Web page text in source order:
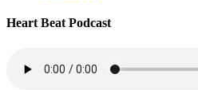
Heart Beat Podcast